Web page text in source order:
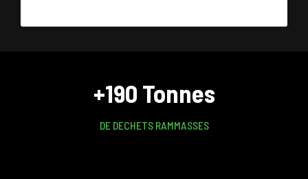
+190 Tonnes
DE DECHETS RAMMASSES